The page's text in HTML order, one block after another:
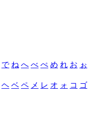
で ね へ べ ぺ め れ お ぉ
ヘ ベ ペ メ レ オ ォ コ ゴ